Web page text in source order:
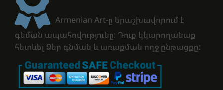
Armenian Art-ը երաշխավորում է
գնման ապահովությունը: Դուք կկարողանաք
հետևել Ձեր գնման և առաքման ողջ ընթացքը: